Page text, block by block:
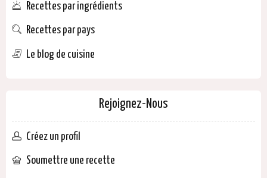
Recettes par ingrédients
Recettes par pays
Le blog de cuisine
Rejoignez-Nous
Créez un profil
Soumettre une recette